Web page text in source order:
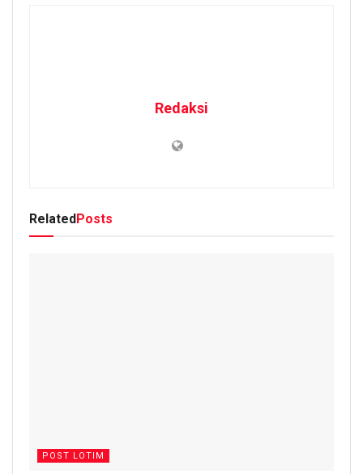
Redaksi
RelatedPosts
POST LOTIM